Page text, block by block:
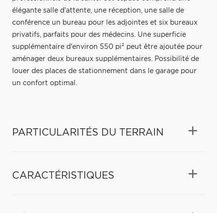
élégante salle d'attente, une réception, une salle de
conférence un bureau pour les adjointes et six bureaux
privatifs, parfaits pour des médecins. Une superficie
supplémentaire d'environ 550 pi² peut être ajoutée pour
aménager deux bureaux supplémentaires. Possibilité de
louer des places de stationnement dans le garage pour
un confort optimal.
PARTICULARITÉS DU TERRAIN
CARACTÉRISTIQUES